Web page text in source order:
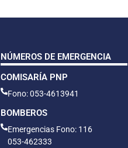
NÚMEROS DE EMERGENCIA
COMISARÍA PNP
Fono: 053-4613941
BOMBEROS
Emergencias Fono: 116
053-462333